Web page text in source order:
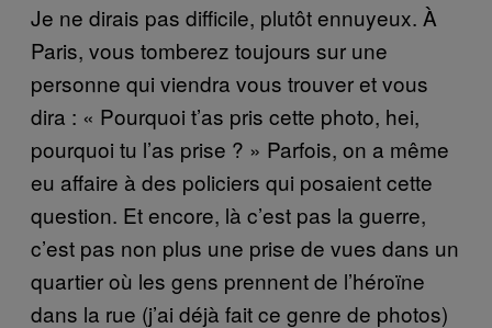
Je ne dirais pas difficile, plutôt ennuyeux. À
Paris, vous tomberez toujours sur une
personne qui viendra vous trouver et vous
dira : « Pourquoi t’as pris cette photo, hei,
pourquoi tu l’as prise ? » Parfois, on a même
eu affaire à des policiers qui posaient cette
question. Et encore, là c’est pas la guerre,
c’est pas non plus une prise de vues dans un
quartier où les gens prennent de l’héroïne
dans la rue (j’ai déjà fait ce genre de photos)